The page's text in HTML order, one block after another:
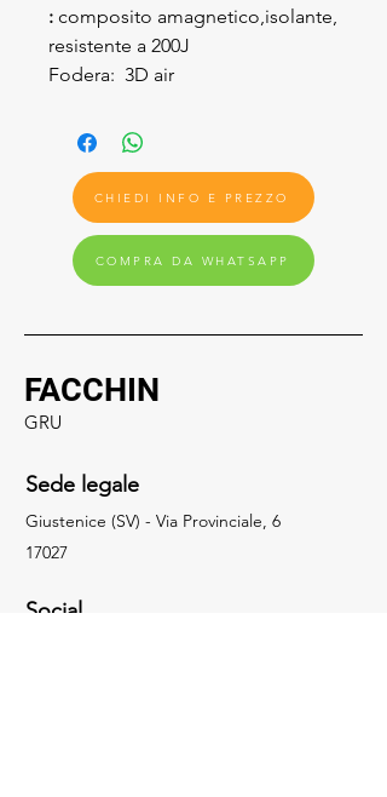
: composito amagnetico,isolante,
resistente a 200J
Fodera: 3D air
CHIEDI INFO E PREZZO
COMPRA DA WHATSAPP
FACCHIN
GRU
Sede legale
Giustenice (SV) - Via Provinciale, 6
17027
Social